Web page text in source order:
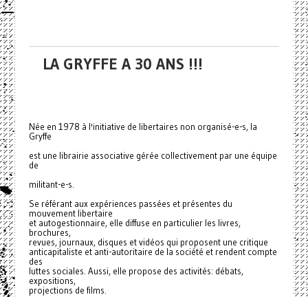
LA GRYFFE A 30 ANS !!!
Née en 1978 à l'initiative de libertaires non organisé-e-s, la
Gryffe
est une librairie associative gérée collectivement par une équipe
de
militant-e-s.
Se référant aux expériences passées et présentes du
mouvement libertaire
et autogestionnaire, elle diffuse en particulier les livres,
brochures,
revues, journaux, disques et vidéos qui proposent une critique
anticapitaliste et anti-autoritaire de la société et rendent compte
des
luttes sociales. Aussi, elle propose des activités: débats,
expositions,
projections de films.